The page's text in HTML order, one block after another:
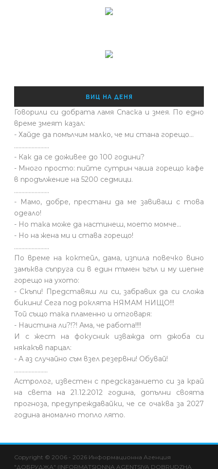
ВИЦ НА ДЕНЯ
Говорили си добрата ламя Спаска и змея. По едно
време змеят казал:
- Хайде да помълчим малко, че ми стана горещо...
........................
- Как да се доживее до 100 години?
- Много просто: пийте сутрин чаша горещо кафе
в продължение на 5200 седмици.
........................
- Мамо, добре, престани да ме завиваш с това
одеало!
- Но така може да настинеш, моето момче…
- Но на жена ми и става горещо!
........................
По време на коктейл, дама, изпила повечко вино
замъква съпруга си в един тъмен ъгъл и му шепне
горещо на ухото:
- Скъпи! Представяш ли си, забравих да си сложа
бикини! Сега под роклята НЯМАМ НИЩО!!!
Той също така пламенно и отговаря:
- Наистина ли?!?! Ама, че работа!!!!
И с жест на фокусник изважда от джоба си
някакъв парцал:
- А аз случайно съм взел резервни! Обувай!
.......................
Астролог, известен с предсказанието си за край
на света на 21.12.2012 година, допълни своята
прогноза, предупреждавайки, че се очаква за 2027
година аномално топло лято.
Copyright © 2006 - 2026 Информационна Агенция
"ДОБРУДЖА" (INFORMATSIONNA AGENTSIYA DOBRUDZHA